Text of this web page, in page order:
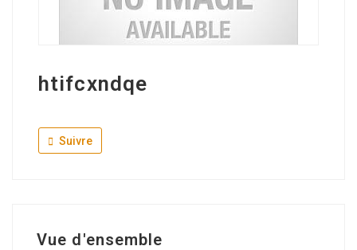
htifcxndqe
Suivre
Vue d'ensemble